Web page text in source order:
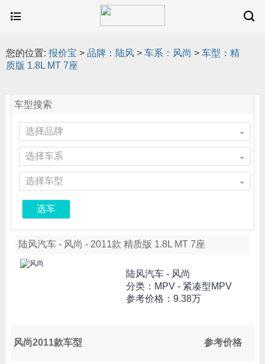
您的位置: 报价宝 > 品牌：陆风 > 车系：风尚 > 车型：精
质版 1.8L MT 7座
车型搜索
选择品牌
选择车系
选择车型
选车
陆风汽车 - 风尚 - 2011款 精质版 1.8L MT 7座
陆风汽车 - 风尚
分类：MPV - 紧凑型MPV
参考价格： 9.38万
风尚2011款车型 参考价格